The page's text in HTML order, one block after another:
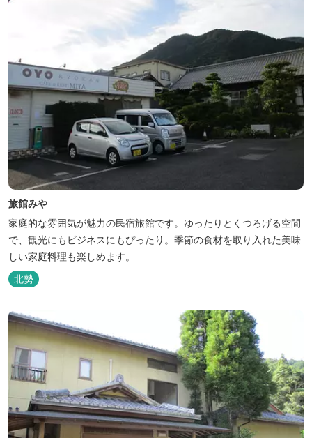
旅館みや
家庭的な雰囲気が魅力の民宿旅館です。ゆったりとくつろげる空間
で、観光にもビジネスにもぴったり。季節の食材を取り入れた美味
しい家庭料理も楽しめます。
北勢